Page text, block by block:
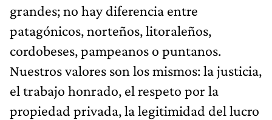
grandes; no hay diferencia entre
patagónicos, norteños, litoraleños,
cordobeses, pampeanos o puntanos.
Nuestros valores son los mismos: la justicia,
el trabajo honrado, el respeto por la
propiedad privada, la legitimidad del lucro